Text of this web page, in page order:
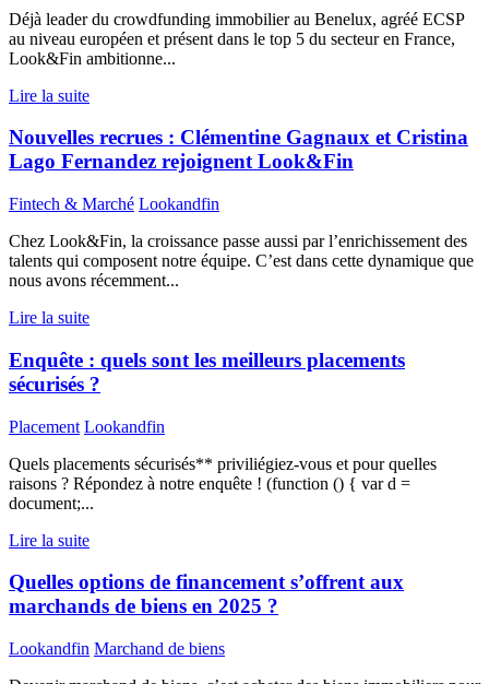
Déjà leader du crowdfunding immobilier au Benelux, agréé ECSP
au niveau européen et présent dans le top 5 du secteur en France,
Look&Fin ambitionne...
Lire la suite
Nouvelles recrues : Clémentine Gagnaux et Cristina
Lago Fernandez rejoignent Look&Fin
Fintech & Marché Lookandfin
Chez Look&Fin, la croissance passe aussi par l’enrichissement des
talents qui composent notre équipe. C’est dans cette dynamique que
nous avons récemment...
Lire la suite
Enquête : quels sont les meilleurs placements
sécurisés ?
Placement Lookandfin
Quels placements sécurisés** priviliégiez-vous et pour quelles
raisons ? Répondez à notre enquête ! (function () { var d =
document;...
Lire la suite
Quelles options de financement s’offrent aux
marchands de biens en 2025 ?
Lookandfin Marchand de biens